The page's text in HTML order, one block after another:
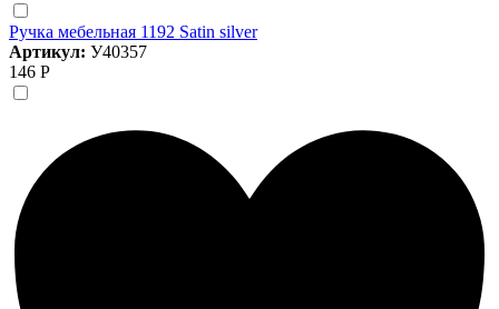
Ручка мебельная 1192 Satin silver
Артикул: У40357
146 Р